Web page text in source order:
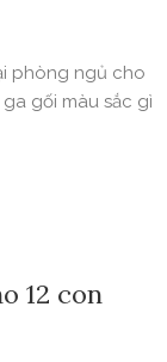
phòng ngủ cho
gối màu sắc gì
12 con